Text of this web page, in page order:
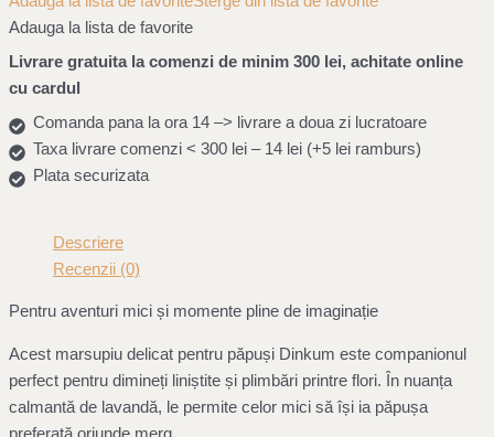
Adauga la lista de favorite
Livrare gratuita la comenzi de minim 300 lei, achitate online
cu cardul
Comanda pana la ora 14 –> livrare a doua zi lucratoare
Taxa livrare comenzi < 300 lei – 14 lei (+5 lei ramburs)
Plata securizata
Descriere
Recenzii (0)
Pentru aventuri mici și momente pline de imaginație
Acest marsupiu delicat pentru păpuși Dinkum este companionul
perfect pentru dimineți liniștite și plimbări printre flori. În nuanța
calmantă de lavandă, le permite celor mici să își ia păpușa
preferată oriunde merg.